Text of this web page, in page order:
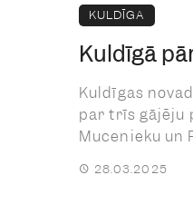
KULDĪGA
Kuldīgā
Kuldīgas
par trīs gājēju
Mucenieku un
28.03.2025